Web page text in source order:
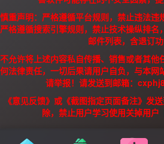
慎重声明：严格遵循平台规则，禁止违法违
严格遵循搜索引擎规则，禁止技术操纵排名
邮件列表，含退订功
不允许将上述内容私自传播、销售或者其他
何法律责任，一切后果请用户自负，与本网
请举报！请发送到邮箱：
《意见反馈》或《截图指定页面备注》发
除，禁止用户学习使用关掉用户